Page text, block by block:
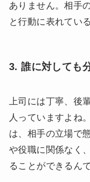
ありません。相手
と行動に表れてい
3. 誰に対しても
上司には丁寧、
人っていますよね
は、相手の立場で
や役職に関係なく
ることができるんで